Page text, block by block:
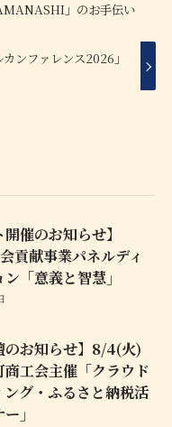
」のお手伝い
ンファレンス2026」
開催のお知らせ】
貢献事業パネルディ
「意義と智慧」
のお知らせ】8/4(火)
工会主催「クラウド
ング・ふるさと納税活
」